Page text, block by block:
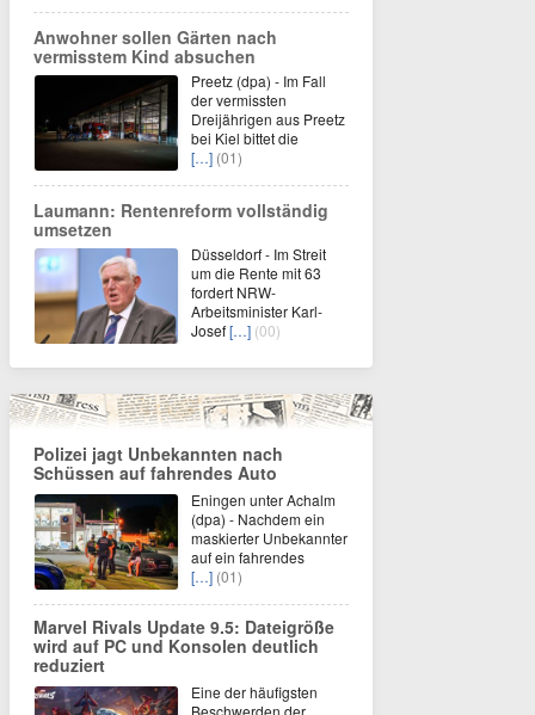
Anwohner sollen Gärten nach
vermisstem Kind absuchen
Preetz (dpa) - Im Fall
der vermissten
Dreijährigen aus Preetz
bei Kiel bittet die
[…] (01)
Laumann: Rentenreform vollständig
umsetzen
Düsseldorf - Im Streit
um die Rente mit 63
fordert NRW-
Arbeitsminister Karl-
Josef[…] (00)
Polizei jagt Unbekannten nach
Schüssen auf fahrendes Auto
Eningen unter Achalm
(dpa) - Nachdem ein
maskierter Unbekannter
auf ein fahrendes
[…] (01)
Marvel Rivals Update 9.5: Dateigröße
wird auf PC und Konsolen deutlich
reduziert
Eine der häufigsten